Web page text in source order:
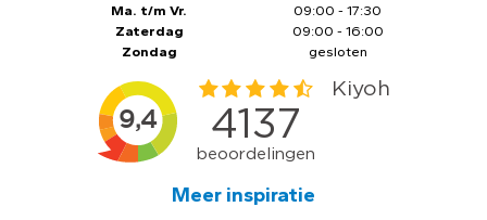
Ma. t/m Vr.
Zaterdag
Zondag
09:00 - 17:30
09:00 - 16:00
gesloten
Meer inspiratie